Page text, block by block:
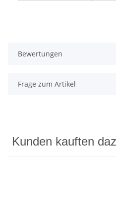
Bewertungen
Frage zum Artikel
Kunden kauften